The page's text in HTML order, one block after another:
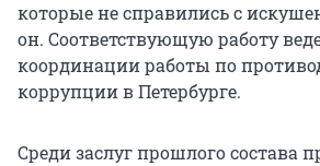
которые не справились с
он. Соответствующую работу
координации работы по
коррупции в Петербурге.
Среди заслуг прошлого состава